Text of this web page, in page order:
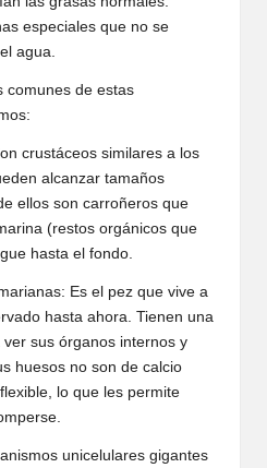
especiales que no se
agua.
comunes de estas
crustáceos similares a los
alcanzar tamaños
ellos son carroñeros que
(restos orgánicos que
hasta el fondo.
Es el pez que vive a
hasta ahora. Tienen una
sus órganos internos y
huesos no son de calcio
lo que les permite
unicelulares gigantes